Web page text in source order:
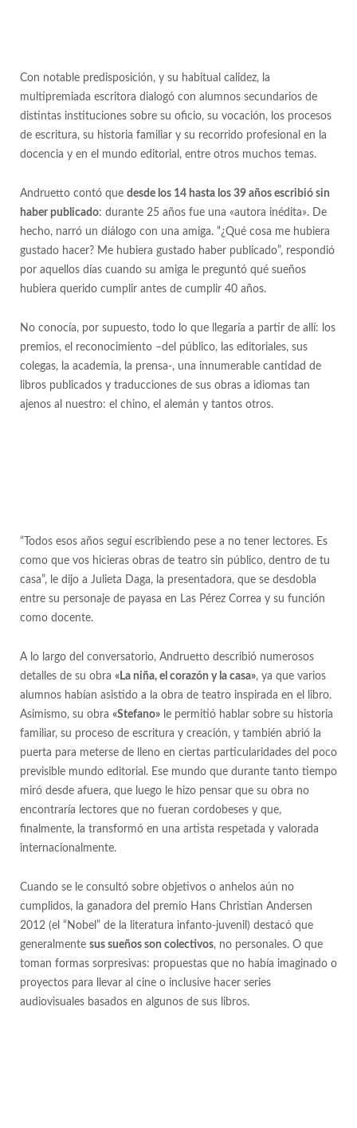
Con notable predisposición, y su habitual calidez, la
multipremiada escritora dialogó con alumnos secundarios de
distintas instituciones sobre su oficio, su vocación, los procesos
de escritura, su historia familiar y su recorrido profesional en la
docencia y en el mundo editorial, entre otros muchos temas.
Andruetto contó que desde los 14 hasta los 39 años escribió sin
haber publicado: durante 25 años fue una «autora inédita». De
hecho, narró un diálogo con una amiga. “¿Qué cosa me hubiera
gustado hacer? Me hubiera gustado haber publicado”, respondió
por aquellos días cuando su amiga le preguntó qué sueños
hubiera querido cumplir antes de cumplir 40 años.
No conocía, por supuesto, todo lo que llegaría a partir de allí: los
premios, el reconocimiento –del público, las editoriales, sus
colegas, la academia, la prensa-, una innumerable cantidad de
libros publicados y traducciones de sus obras a idiomas tan
ajenos al nuestro: el chino, el alemán y tantos otros.
“Todos esos años seguí escribiendo pese a no tener lectores. Es
como que vos hicieras obras de teatro sin público, dentro de tu
casa”, le dijo a Julieta Daga, la presentadora, que se desdobla
entre su personaje de payasa en Las Pérez Correa y su función
como docente.
A lo largo del conversatorio, Andruetto describió numerosos
detalles de su obra «La niña, el corazón y la casa», ya que varios
alumnos habían asistido a la obra de teatro inspirada en el libro.
Asimismo, su obra «Stefano»le permitió hablar sobre su historia
familiar, su proceso de escritura y creación, y también abrió la
puerta para meterse de lleno en ciertas particularidades del poco
previsible mundo editorial. Ese mundo que durante tanto tiempo
miró desde afuera, que luego le hizo pensar que su obra no
encontraría lectores que no fueran cordobeses y que,
finalmente, la transformó en una artista respetada y valorada
internacionalmente.
Cuando se le consultó sobre objetivos o anhelos aún no
cumplidos, la ganadora del premio Hans Christian Andersen
2012 (el “Nobel” de la literatura infanto-juvenil) destacó que
generalmente sus sueños son colectivos, no personales. O que
toman formas sorpresivas: propuestas que no había imaginado o
proyectos para llevar al cine o inclusive hacer series
audiovisuales basados en algunos de sus libros.